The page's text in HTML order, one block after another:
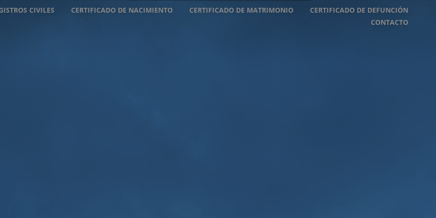
CIVILES CERTIFICADO DE NACIMIENTO CERTIFICADO DE MATRIMONIO
CERTIFICADO DE DEFUNCIÓN
CONTACTO